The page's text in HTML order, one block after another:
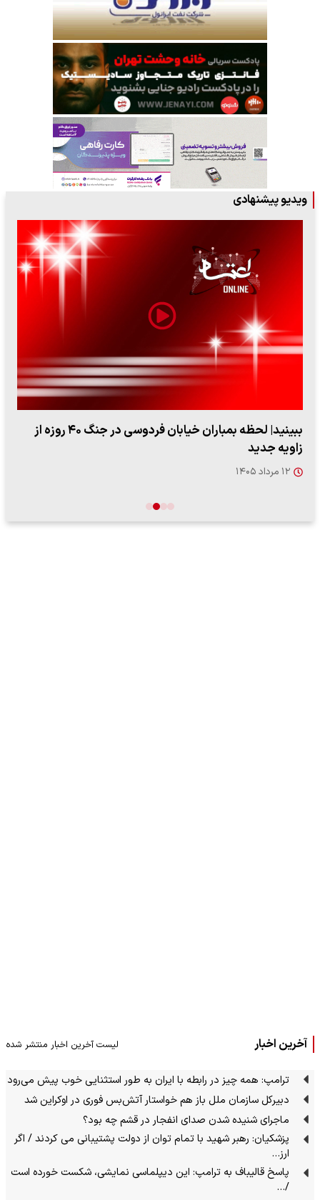
ویدیو پیشنهادی
ببینید| لحظه بمباران خیابان فردوسی در جنگ ۴۰ روزه از
زاویه جدید
۱۲ مرداد ۱۴۰۵
آخرین اخبار لیست آخرین اخبار منتشر شده
ترامپ: همه چیز در رابطه با ایران به طور استثنایی خوب پیش می‌رود
دبیرکل سازمان ملل باز هم خواستار آتش‌بس فوری در اوکراین شد
ماجرای شنیده شدن صدای انفجار در قشم چه بود؟
پزشکیان: رهبر شهید با تمام توان از دولت پشتیبانی می کردند / اگر
ارز…
پاسخ قالیباف به ترامپ: این دیپلماسی نمایشی، شکست خورده است
/…